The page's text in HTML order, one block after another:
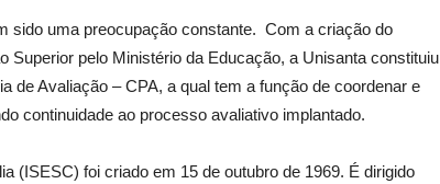
sido uma preocupação constante. Com a criação do
Superior pelo Ministério da Educação, a Unisanta constituiu
de Avaliação – CPA, a qual tem a função de coordenar e
continuidade ao processo avaliativo implantado.
(ISESC) foi criado em 15 de outubro de 1969. É dirigido